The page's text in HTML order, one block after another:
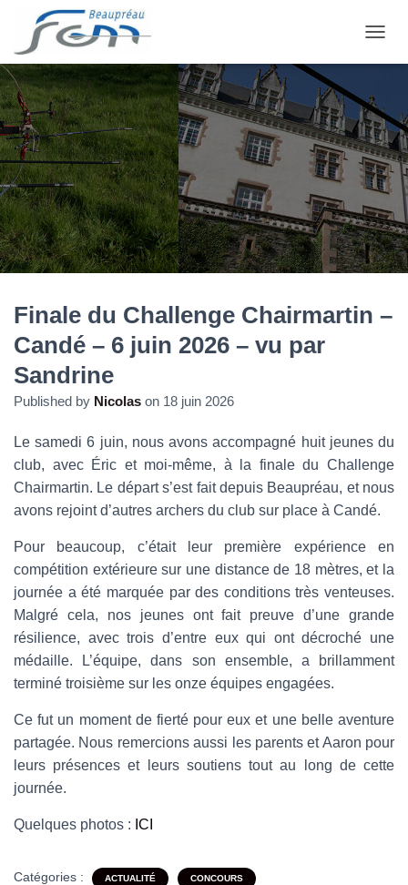
Finale du Challenge Chairmartin –
Candé – 6 juin 2026 – vu par
Sandrine
Published by Nicolas on 18 juin 2026
Le samedi 6 juin, nous avons accompagné huit jeunes du
club, avec Éric et moi-même, à la finale du Challenge
Chairmartin. Le départ s’est fait depuis Beaupréau, et nous
avons rejoint d’autres archers du club sur place à Candé.
Pour beaucoup, c’était leur première expérience en
compétition extérieure sur une distance de 18 mètres, et la
journée a été marquée par des conditions très venteuses.
Malgré cela, nos jeunes ont fait preuve d’une grande
résilience, avec trois d’entre eux qui ont décroché une
médaille. L’équipe, dans son ensemble, a brillamment
terminé troisième sur les onze équipes engagées.
Ce fut un moment de fierté pour eux et une belle aventure
partagée. Nous remercions aussi les parents et Aaron pour
leurs présences et leurs soutiens tout au long de cette
journée.
Quelques photos : ICI
Catégories : ACTUALITÉ CONCOURS